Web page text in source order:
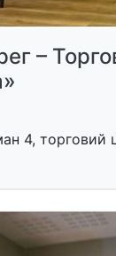
–
4, торговий